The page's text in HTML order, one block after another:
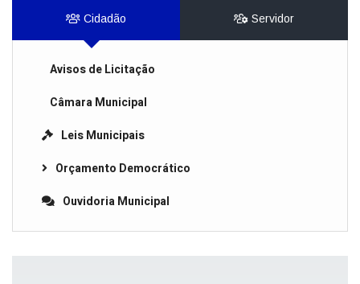
Cidadão Servidor
Avisos de Licitação
Câmara Municipal
Leis Municipais
Orçamento Democrático
Ouvidoria Municipal